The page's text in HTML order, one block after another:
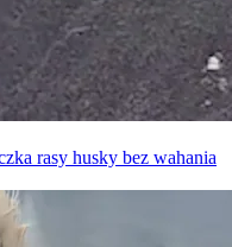
rasy husky bez wahania